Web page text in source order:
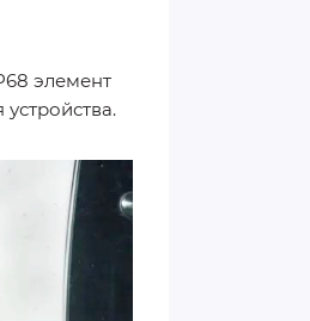
элемент